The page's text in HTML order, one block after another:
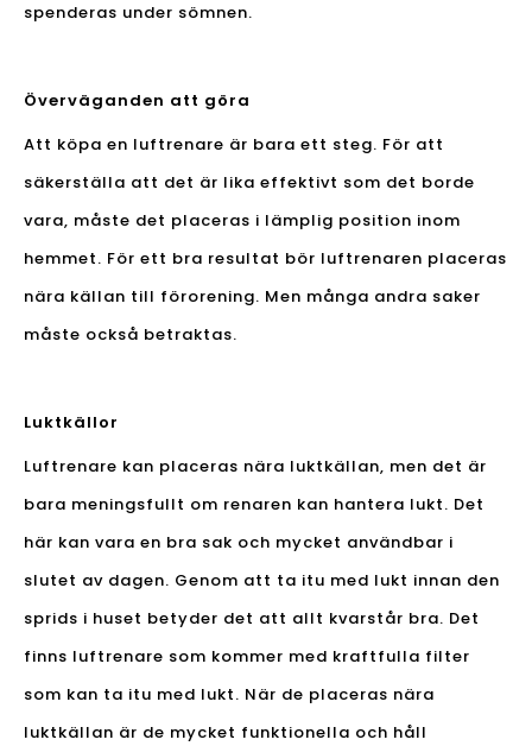
spenderas under sömnen.
Överväganden att göra
Att köpa en luftrenare är bara ett steg. För att
säkerställa att det är lika effektivt som det borde
vara, måste det placeras i lämplig position inom
hemmet. För ett bra resultat bör luftrenaren placeras
nära källan till förorening. Men många andra saker
måste också betraktas.
Luktkällor
Luftrenare kan placeras nära luktkällan, men det är
bara meningsfullt om renaren kan hantera lukt. Det
här kan vara en bra sak och mycket användbar i
slutet av dagen. Genom att ta itu med lukt innan den
sprids i huset betyder det att allt kvarstår bra. Det
finns luftrenare som kommer med kraftfulla filter
som kan ta itu med lukt. När de placeras nära
luktkällan är de mycket funktionella och håll